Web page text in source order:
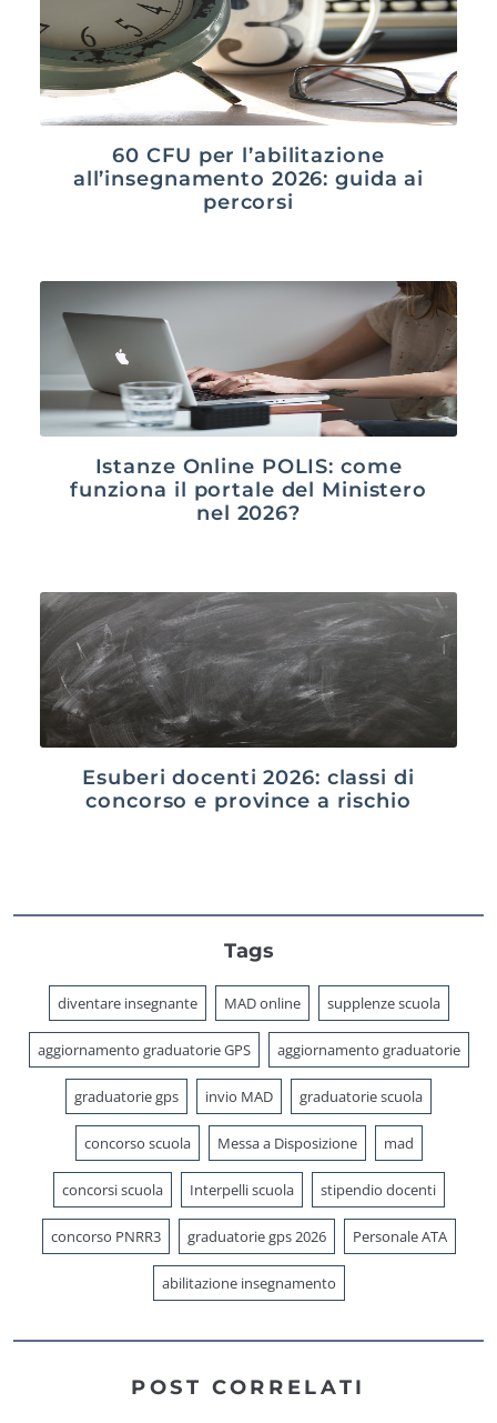
60 CFU per l’abilitazione
all’insegnamento 2026: guida ai
percorsi
Istanze Online POLIS: come
funziona il portale del Ministero
nel 2026?
Esuberi docenti 2026: classi di
concorso e province a rischio
Tags
diventare insegnante MAD online supplenze scuola
aggiornamento graduatorie GPS aggiornamento graduatorie
graduatorie gps invio MAD graduatorie scuola
concorso scuola Messa a Disposizione mad
concorsi scuola Interpelli scuola stipendio docenti
concorso PNRR3 graduatorie gps 2026 Personale ATA
abilitazione insegnamento
POST CORRELATI